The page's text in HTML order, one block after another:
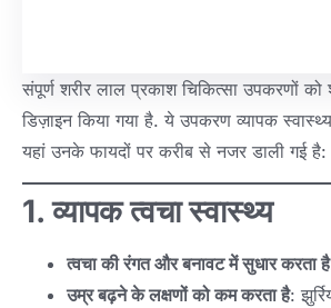
संपूर्ण शरीर लाल प्रकाश चिकित्सा उपकरणों
डिज़ाइन किया गया है. ये उपकरण व्यापक
यहां उनके फायदों पर करीब से नजर डाली गई है:
1. व्यापक त्वचा स्वास्थ्य
त्वचा की रंगत और बनावट में सुधार करता है
उम्र बढ़ने के लक्षणों को कम करता है: